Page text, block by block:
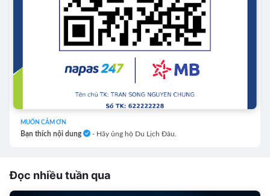
MUỐN CẢM ƠN
Bạn thích nội dung - Hãy ủng hộ Du Lịch Đâu.
Đọc nhiều tuần qua